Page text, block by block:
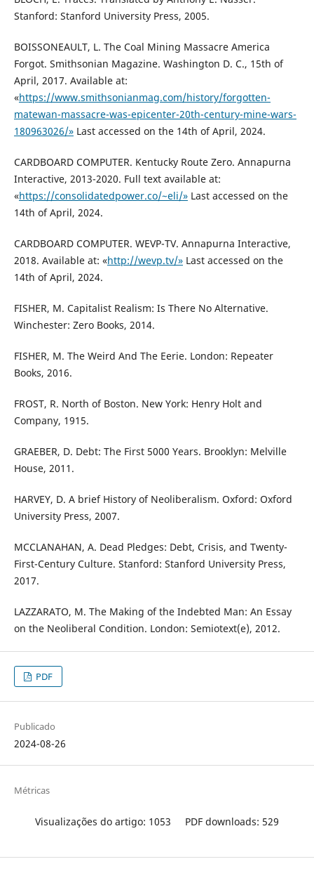
Stanford: Stanford University Press, 2005.
BOISSONEAULT, L. The Coal Mining Massacre America
Forgot. Smithsonian Magazine. Washington D. C., 15th of
April, 2017. Available at:
«https://www.smithsonianmag.com/history/forgotten-
matewan-massacre-was-epicenter-20th-century-mine-wars-
180963026/»Last accessed on the 14th of April, 2024.
CARDBOARD COMPUTER. Kentucky Route Zero. Annapurna
Interactive, 2013-2020. Full text available at:
«https://consolidatedpower.co/~eli/»Last accessed on the
14th of April, 2024.
CARDBOARD COMPUTER. WEVP-TV. Annapurna Interactive,
2018. Available at: «http://wevp.tv/»Last accessed on the
14th of April, 2024.
FISHER, M. Capitalist Realism: Is There No Alternative.
Winchester: Zero Books, 2014.
FISHER, M. The Weird And The Eerie. London: Repeater
Books, 2016.
FROST, R. North of Boston. New York: Henry Holt and
Company, 1915.
GRAEBER, D. Debt: The First 5000 Years. Brooklyn: Melville
House, 2011.
HARVEY, D. A brief History of Neoliberalism. Oxford: Oxford
University Press, 2007.
MCCLANAHAN, A. Dead Pledges: Debt, Crisis, and Twenty-
First-Century Culture. Stanford: Stanford University Press,
2017.
LAZZARATO, M. The Making of the Indebted Man: An Essay
on the Neoliberal Condition. London: Semiotext(e), 2012.
PDF
Publicado
2024-08-26
Métricas
Visualizações do artigo: 1053 PDF downloads: 529